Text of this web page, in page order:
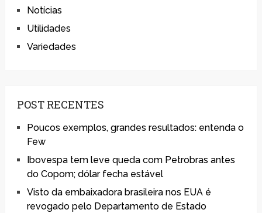
Notícias
Utilidades
Variedades
POST RECENTES
Poucos exemplos, grandes resultados: entenda o
Few
Ibovespa tem leve queda com Petrobras antes
do Copom; dólar fecha estável
Visto da embaixadora brasileira nos EUA é
revogado pelo Departamento de Estado